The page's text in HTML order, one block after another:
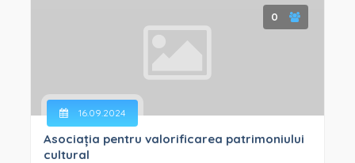
0
16.09.2024
Asociația pentru valorificarea patrimoniului
cultural